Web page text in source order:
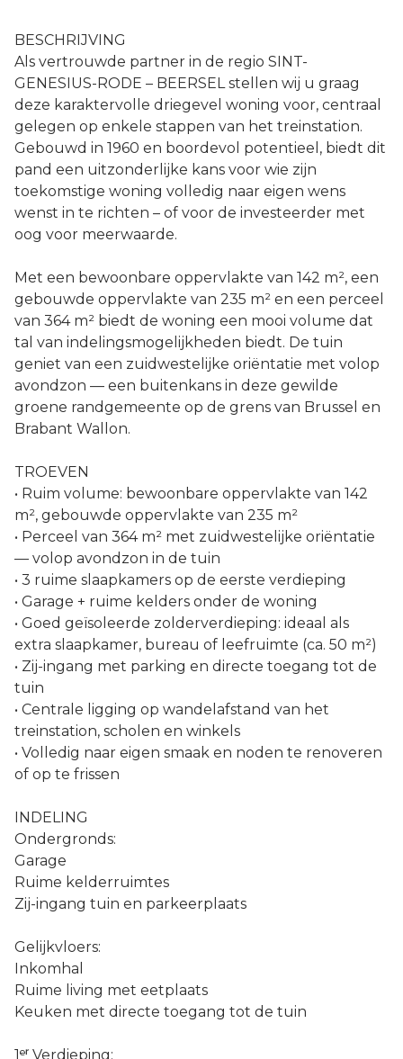
BESCHRIJVING
Als vertrouwde partner in de regio SINT-
GENESIUS-RODE – BEERSEL stellen wij u graag
deze karaktervolle driegevel woning voor, centraal
gelegen op enkele stappen van het treinstation.
Gebouwd in 1960 en boordevol potentieel, biedt dit
pand een uitzonderlijke kans voor wie zijn
toekomstige woning volledig naar eigen wens
wenst in te richten – of voor de investeerder met
oog voor meerwaarde.
Met een bewoonbare oppervlakte van 142 m², een
gebouwde oppervlakte van 235 m² en een perceel
van 364 m² biedt de woning een mooi volume dat
tal van indelingsmogelijkheden biedt. De tuin
geniet van een zuidwestelijke oriëntatie met volop
avondzon — een buitenkans in deze gewilde
groene randgemeente op de grens van Brussel en
Brabant Wallon.
TROEVEN
• Ruim volume: bewoonbare oppervlakte van 142
m², gebouwde oppervlakte van 235 m²
• Perceel van 364 m² met zuidwestelijke oriëntatie
— volop avondzon in de tuin
• 3 ruime slaapkamers op de eerste verdieping
• Garage + ruime kelders onder de woning
• Goed geïsoleerde zolderverdieping: ideaal als
extra slaapkamer, bureau of leefruimte (ca. 50 m²)
• Zij-ingang met parking en directe toegang tot de
tuin
• Centrale ligging op wandelafstand van het
treinstation, scholen en winkels
• Volledig naar eigen smaak en noden te renoveren
of op te frissen
INDELING
Ondergronds:
Garage
Ruime kelderruimtes
Zij-ingang tuin en parkeerplaats
Gelijkvloers:
Inkomhal
Ruime living met eetplaats
Keuken met directe toegang tot de tuin
1ᵉʳ Verdieping: